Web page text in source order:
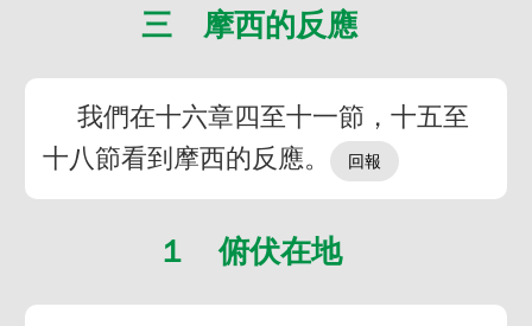
三 摩西的反應
我們在十六章四至十一節，十五至
十八節看到摩西的反應。
１ 俯伏在地